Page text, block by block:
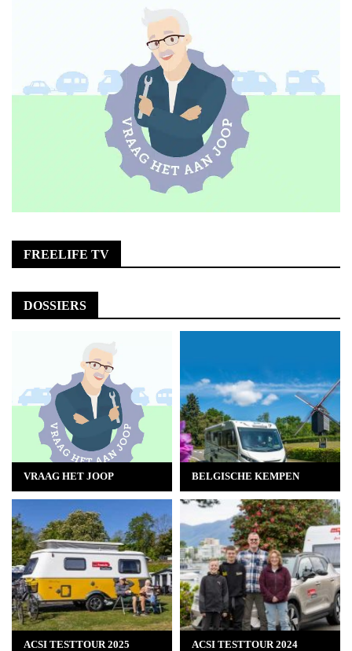
FREELIFE TV
DOSSIERS
VRAAG HET JOOP
ACSI TESTTOUR 2025
BELGISCHE KEMPEN
ACSI TESTTOUR 2024